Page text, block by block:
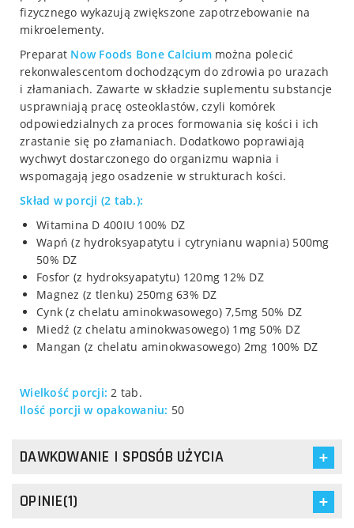
fizycznego wykazują zwiększone zapotrzebowanie na
mikroelementy.
Preparat Now Foods Bone Calciummożna polecić
rekonwalescentom dochodzącym do zdrowia po urazach
i złamaniach. Zawarte w składzie suplementu substancje
usprawniają pracę osteoklastów, czyli komórek
odpowiedzialnych za proces formowania się kości i ich
zrastanie się po złamaniach. Dodatkowo poprawiają
wychwyt dostarczonego do organizmu wapnia i
wspomagają jego osadzenie w strukturach kości.
Skład w porcji (2 tab.):
Witamina D 400IU 100% DZ
Wapń (z hydroksyapatytu i cytrynianu wapnia) 500mg
50% DZ
Fosfor (z hydroksyapatytu) 120mg 12% DZ
Magnez (z tlenku) 250mg 63% DZ
Cynk (z chelatu aminokwasowego) 7,5mg 50% DZ
Miedź (z chelatu aminokwasowego) 1mg 50% DZ
Mangan (z chelatu aminokwasowego) 2mg 100% DZ
Wielkość porcji: 2 tab.
Ilość porcji w opakowaniu: 50
DAWKOWANIE I SPOSÓB UŻYCIA
OPINIE(1)